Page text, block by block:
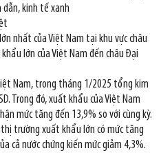
dẫn, kinh tế xanh
nhất của Việt Nam tại khu vực châu
lớn của Việt Nam đến châu Đại
Nam, trong tháng 1/2025 tổng kim
Trong đó, xuất khẩu của Việt Nam
mức tăng đến 13,9% so với cùng kỳ.
trường xuất khẩu lớn có mức tăng
cả nước chứng kiến mức giảm 4,3%.